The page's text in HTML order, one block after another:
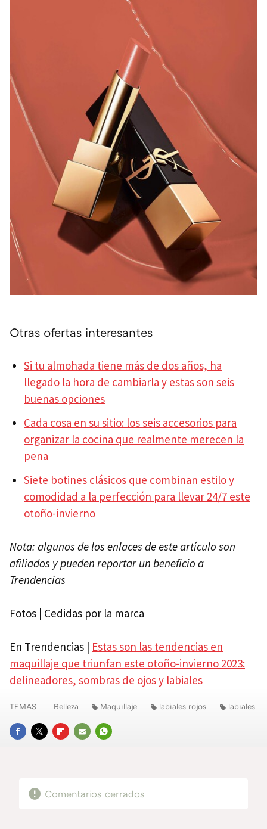
Otras ofertas interesantes
Si tu almohada tiene más de dos años, ha
llegado la hora de cambiarla y estas son seis
buenas opciones
Cada cosa en su sitio: los seis accesorios para
organizar la cocina que realmente merecen la
pena
Siete botines clásicos que combinan estilo y
comodidad a la perfección para llevar 24/7 este
otoño-invierno
Nota: algunos de los enlaces de este artículo son
afiliados y pueden reportar un beneficio a
Trendencias
Fotos | Cedidas por la marca
En Trendencias | Estas son las tendencias en
maquillaje que triunfan este otoño-invierno 2023:
delineadores, sombras de ojos y labiales
FACEBOOK
TWITTERFLIPBOARD
E-
WHATSAPP
TEMAS Belleza Maquillaje labiales rojos labiales
Comentarios cerrados